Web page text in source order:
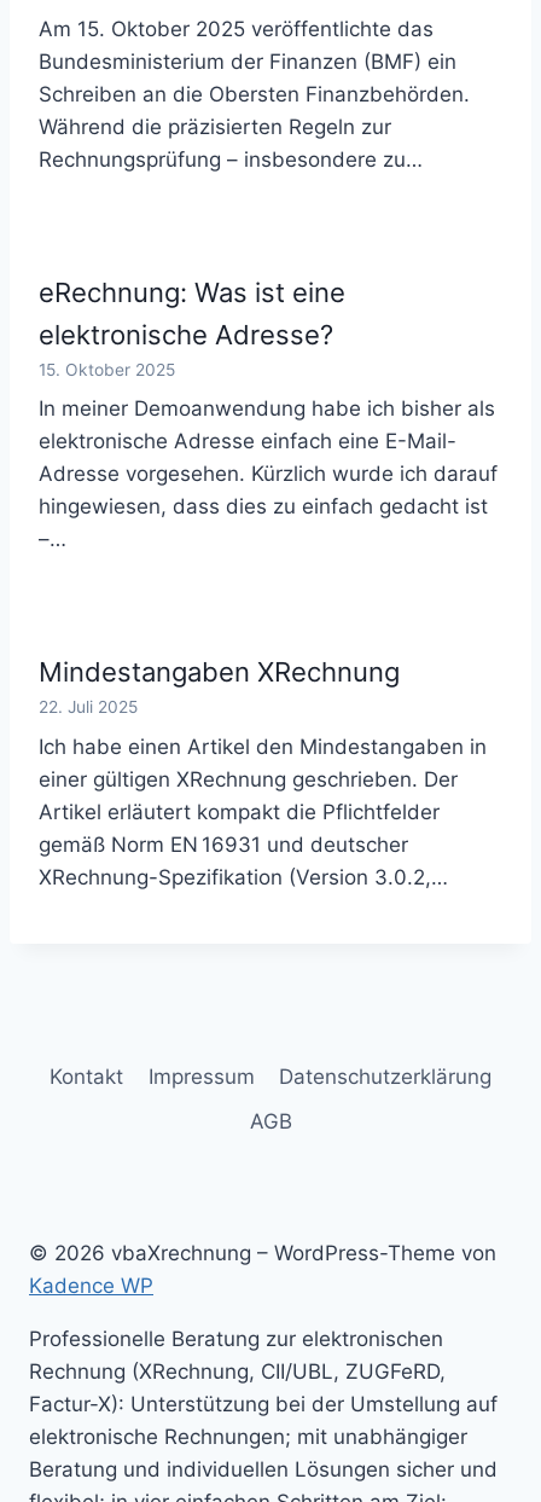
Am 15. Oktober 2025 veröffentlichte das
Bundesministerium der Finanzen (BMF) ein
Schreiben an die Obersten Finanzbehörden.
Während die präzisierten Regeln zur
Rechnungsprüfung – insbesondere zu…
eRechnung: Was ist eine
elektronische Adresse?
15. Oktober 2025
In meiner Demoanwendung habe ich bisher als
elektronische Adresse einfach eine E-Mail-
Adresse vorgesehen. Kürzlich wurde ich darauf
hingewiesen, dass dies zu einfach gedacht ist
–…
Mindestangaben XRechnung
22. Juli 2025
Ich habe einen Artikel den Mindestangaben in
einer gültigen XRechnung geschrieben. Der
Artikel erläutert kompakt die Pflichtfelder
gemäß Norm EN 16931 und deutscher
XRechnung-Spezifikation (Version 3.0.2,…
Kontakt Impressum
Datenschutzerklärung
AGB
© 2026 vbaXrechnung – WordPress-Theme von
Kadence WP
Professionelle Beratung zur elektronischen
Rechnung (XRechnung, CII/UBL, ZUGFeRD,
Factur-X): Unterstützung bei der Umstellung auf
elektronische Rechnungen; mit unabhängiger
Beratung und individuellen Lösungen sicher und